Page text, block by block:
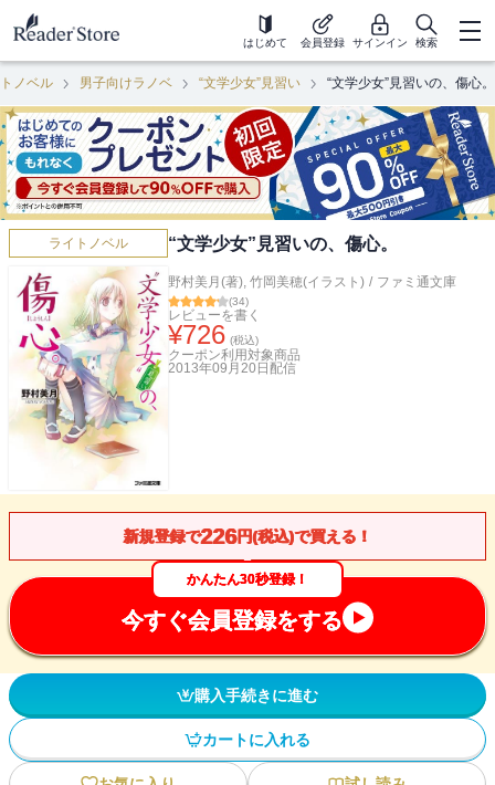
はじめて 会員登録 サインイン 検索
ノベル 男子向けラノベ “文学少女”見習い “文学少女”見習いの、傷心。
ライトノベル “文学少女”見習いの、傷心。
野村美月(著), 竹岡美穂(イラスト) / ファミ通文庫
(34)
レビューを書く
¥726 (税込)
クーポン利用対象商品
2013年09月20日 配信
新規登録で226円(税込)で買える！
かんたん30秒登録！
今すぐ会員登録をする
購入手続きに進む
カートに入れる